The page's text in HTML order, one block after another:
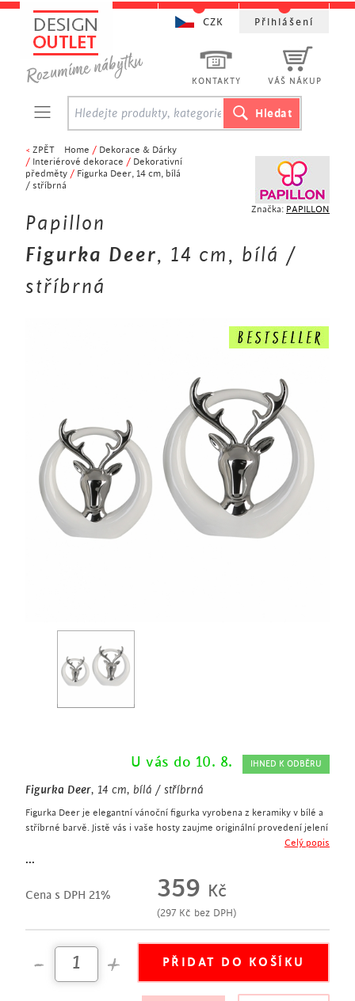
Značka: PAPILLON
< ZPĚT Home / Dekorace & Dárky
/ Interiérové dekorace / Dekorativní
předměty / Figurka Deer, 14 cm, bílá
/ stříbrná
Papillon
Figurka Deer, 14 cm, bílá /
stříbrná
U vás do 10. 8. IHNED K ODBĚRU
Figurka Deer, 14 cm, bílá / stříbrná
Figurka Deer je elegantní vánoční figurka vyrobena z keramiky v bílé a
stříbrné barvě. Jistě vás i vaše hosty zaujme originální provedení jelení
vyrobena z keramiky v bílé a stříbrné barvě
zaujme originálním provedením jelení hlavy
...
Celý popis
Cena s DPH 21% 359 Kč
(297 Kč bez DPH)
KONTAKTY VÁŠ NÁKUP
CZK Přihlášení